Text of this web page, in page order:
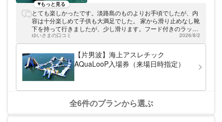
魅力！ 飛んで、滑って、海におっこちて、
それでも先へ進む——！ 日常ではなかなか
味わえないスリルと達成感が体験できます！
ライフジャケット着用なので、泳ぎが苦手な
方やお子さまも安心。 家族・カップル・友
人グループで、全員が本気になれる夏のアク
ティビティです！ 【こんな方におすすめ】
・お子様と一緒に本気で遊びたい方 ・いつ
体力自慢！という方 ・映えを求める方
もっと見る
とても楽しかったです。淡路島のものよりお手頃でしたが、内
容は十分楽しめて子供も大満足でした。 家から滑り止めなし靴
下を持って行きましたが、少し滑ります。フード付きのラッシ
ュガードはフード隠してと仰っていました。子供が最後、使い
たい遊具が混んでて使えなくて消化不良だったようなので、ど
うしてもやりたいものは先にやっておいた方が良いかも。一通
りは何とか回れるぐらいの混み具合、遊具量だと思います。
ゆいさまの口コミ 2026/8/2
【片男波】海上アスレチック
AQuaLooP入場券（来場日時指定）
全6件のプランから選ぶ